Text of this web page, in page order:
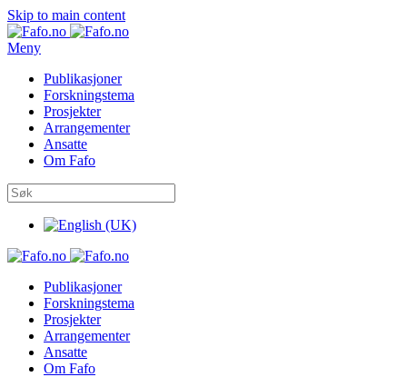
Skip to main content
Meny
Publikasjoner
Forskningstema
Prosjekter
Arrangementer
Ansatte
Om Fafo
Publikasjoner
Forskningstema
Prosjekter
Arrangementer
Ansatte
Om Fafo